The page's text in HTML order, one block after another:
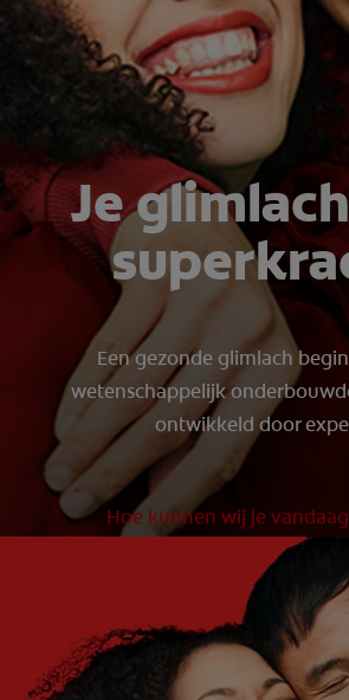
Je
Een gezonde glimlach
wetenschappelijk
ontwikkeld door
Hoe kunnen wij je
WAT ZIJN JE
Kies er een